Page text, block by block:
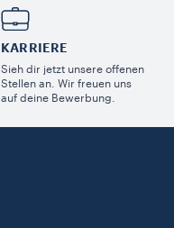
KARRIERE
Sieh dir jetzt unsere offenen
Stellen an. Wir freuen uns
auf deine Bewerbung.